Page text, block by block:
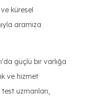
küresel
aramıza
güçlü bir varlığa
ve hizmet
test uzmanları,